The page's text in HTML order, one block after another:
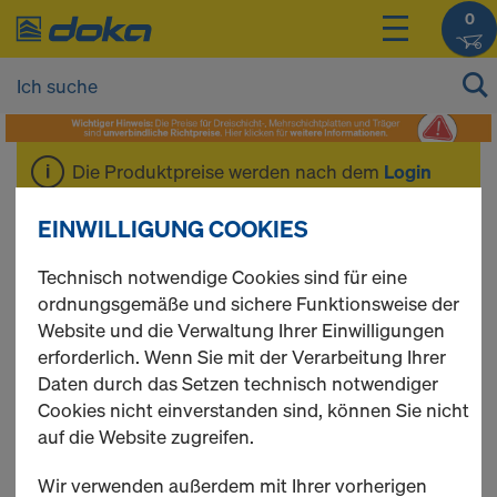
0
Die Produktpreise werden nach dem Login
Aufstiegssystem XS
7 Produkte gefunden
Meist gesucht
EINWILLIGUNG COOKIES
Technisch notwendige Cookies sind für eine
ordnungsgemäße und sichere Funktionsweise der
Website und die Verwaltung Ihrer Einwilligungen
erforderlich. Wenn Sie mit der Verarbeitung Ihrer
Daten durch das Setzen technisch notwendiger
Cookies nicht einverstanden sind, können Sie nicht
auf die Website zugreifen.
Wir verwenden außerdem mit Ihrer vorherigen